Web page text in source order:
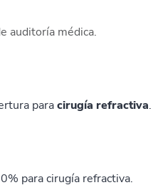
auditoría médica.
paracirugía refractiva.
para cirugía refractiva.